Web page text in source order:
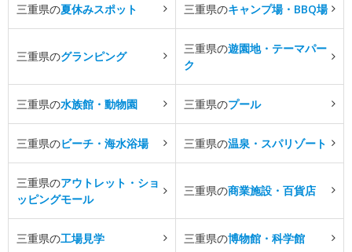
三重県の夏休みスポット 三重県のキャンプ場・BBQ場
三重県のグランピング
三重県の遊園地・テーマパー
ク
三重県の水族館・動物園 三重県のプール
三重県のビーチ・海水浴場 三重県の温泉・スパリゾート
三重県のアウトレット・ショ
ッピングモール
三重県の商業施設・百貨店
三重県の工場見学 三重県の博物館・科学館